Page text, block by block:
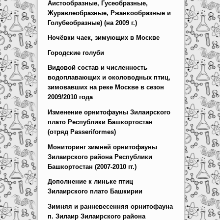
Аистообразные, Гусеобразные,
Журавлеобразные, Ржанкообразные и
Голубеобразные) (на 2009 г.)
Ночёвки чаек, зимующих в Москве
Городские голуби
Видовой состав и численность
водоплавающих и околоводных птиц,
зимовавших на реке Москве в сезон
2009/2010 года
Изменение орнитофауны Зилаирского
плато Республики Башкортостан
(отряд Passeriformes)
Мониторинг зимней орнитофауны
Зилаирского района Республики
Башкортостан (2007-2010 гг.)
Дополнение к линьке птиц
Зилаирского плато Башкирии
Зимняя и ранневесенняя орнитофауна
п. Зилаир Зилаирского района